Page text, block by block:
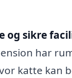
og sikre
har
katte kan